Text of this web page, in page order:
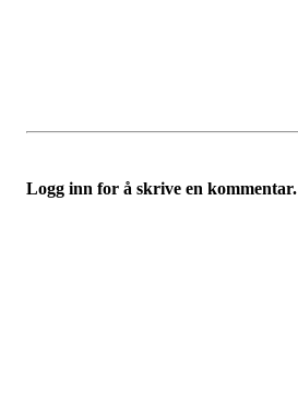
Logg inn for å skrive en kommentar.